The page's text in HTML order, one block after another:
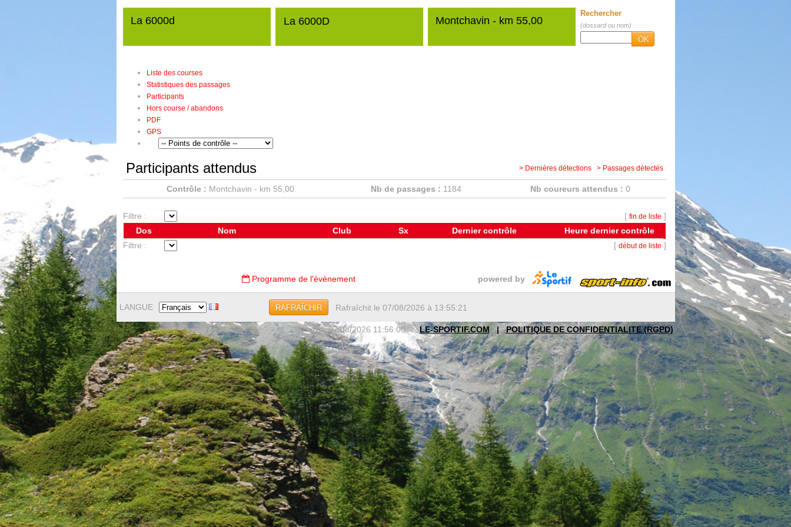
La 6000d La 6000D Montchavin - km 55,00
Rechercher
(dossard ou nom)
OK
Liste des courses
Statistiques des passages
Participants
Hors course / abandons
PDF
GPS
Participants attendus > Dernières détections > Passages détectés
Contrôle : Montchavin - km 55,00 Nb de passages : 1184 Nb coureurs attendus : 0
Filtre : [ fin de liste ]
Dos
Nom Club Sx Dernier contrôle
Heure dernier contrôle
Filtre :
[ début de liste ]
Programme de l'évènement powered by
LANGUE RAFRAÎCHIR Rafraîchit le 07/08/2026 à 13:55:21
exd: 07/08/2026 11:56:00 LE-SPORTIF.COM | POLITIQUE DE CONFIDENTIALITE (RGPD)